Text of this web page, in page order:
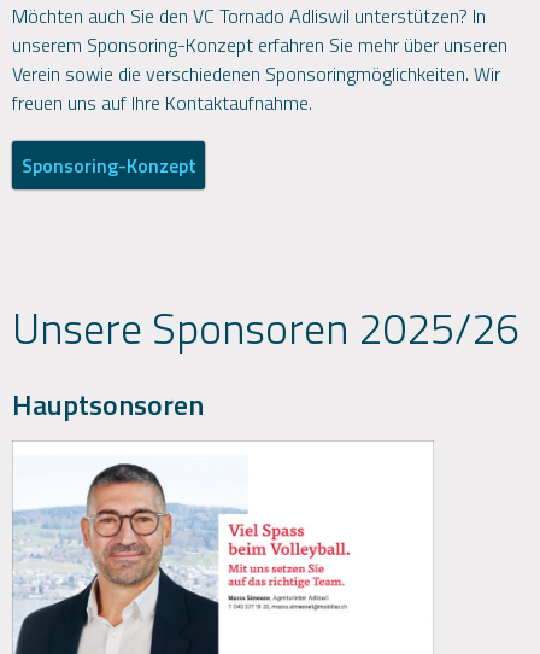
Möchten auch Sie den VC Tornado Adliswil unterstützen? In
unserem Sponsoring-Konzept erfahren Sie mehr über unseren
Verein sowie die verschiedenen Sponsoringmöglichkeiten. Wir
freuen uns auf Ihre Kontaktaufnahme.
Sponsoring-Konzept
Unsere Sponsoren 2025/26
Hauptsonsoren